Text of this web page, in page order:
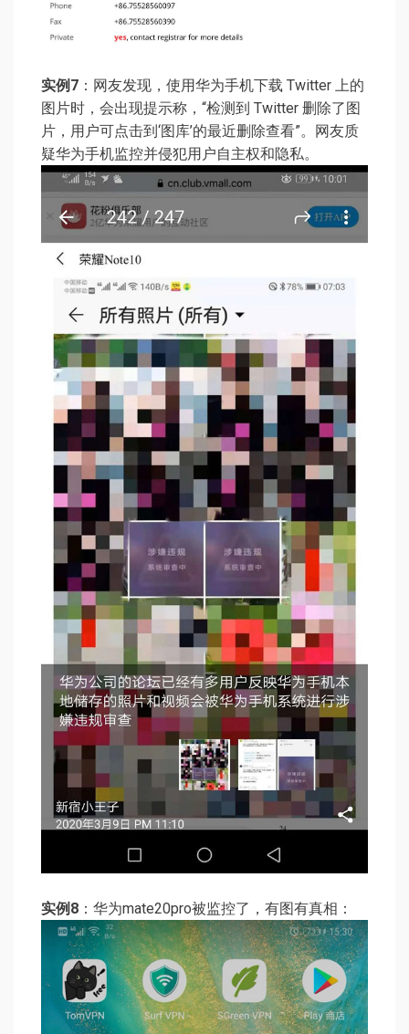
实例7 ：网友发现，使用华为手机下载 Twitter 上的
图片时，会出现提示称，“检测到 Twitter 删除了图
片，用户可点击到‘图库’的最近删除查看”。网友质
疑华为手机监控并侵犯用户自主权和隐私。
实例8 ：华为mate20pro被监控了，有图有真相：